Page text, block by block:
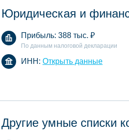
Юридическая и
Прибыль: 388 тыс. ₽
По данным налоговой декларации
ИНН: Открыть данные
Другие умные списки